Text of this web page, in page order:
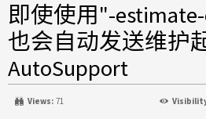
即使使用"-
也会自动发送维护
AutoSupport
Views: 71